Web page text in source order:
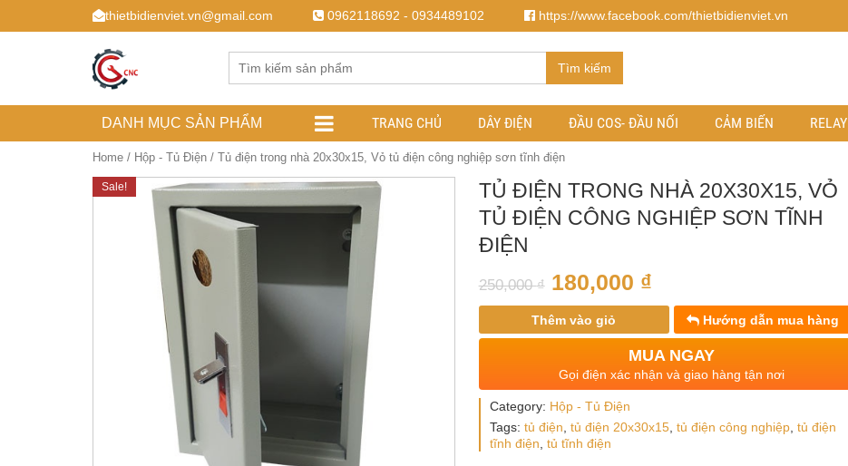
thietbidienviet.vn@gmail.com 0962118692 - 0934489102 https://www.facebook.com/thietbidienviet.vn
Tìm kiếm
DANH MỤC SẢN PHẨM TRANG CHỦ DÂY ĐIỆN ĐẦU COS- ĐẦU NỐI CẢM BIẾN RELAY
Home / Hộp - Tủ Điện / Tủ điện trong nhà 20x30x15, Vỏ tủ điện công nghiệp sơn tĩnh điện
Sale!
TỦ ĐIỆN TRONG NHÀ 20X30X15, VỎ
TỦ ĐIỆN CÔNG NGHIỆP SƠN TĨNH
ĐIỆN
250,000₫ 180,000 ₫
Thêm vào giỏ Hướng dẫn mua hàng
MUA NGAY
Gọi điện xác nhận và giao hàng tận nơi
Category: Hộp - Tủ Điện
Tags: tủ điện tủ điện 20x30x15, tủ điện công nghiệp, tủ điện
tĩnh điện tủ tĩnh điện